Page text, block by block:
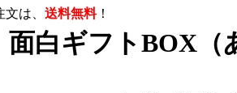
は、 送料無料！
白ギフトBOX（